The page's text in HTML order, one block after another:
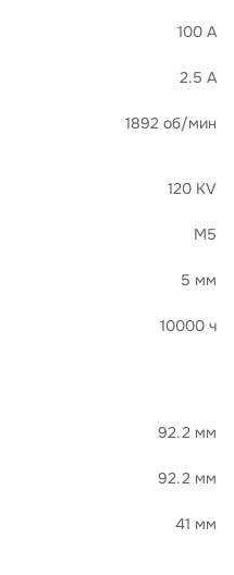
100 А
2.5 А
1892 об/мин
120 KV
М5
5 мм
10000 ч
92.2 мм
92.2 мм
41 мм